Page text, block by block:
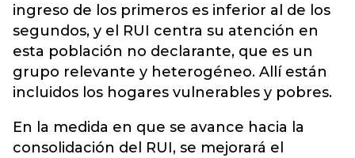
ingreso de los primeros es inferior al de los
segundos, y el RUI centra su atención en
esta población no declarante, que es un
grupo relevante y heterogéneo. Allí están
incluidos los hogares vulnerables y pobres.
En la medida en que se avance hacia la
consolidación del RUI, se mejorará el